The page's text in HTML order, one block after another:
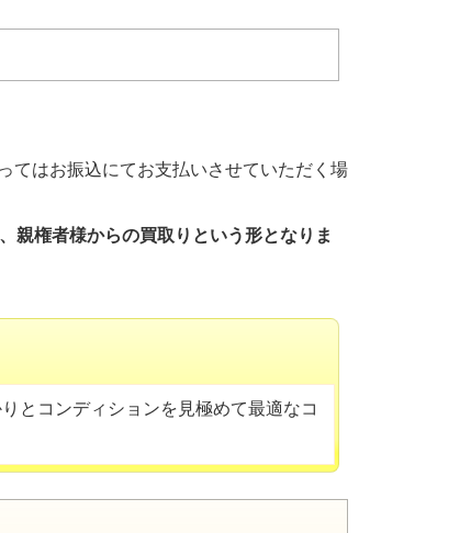
てはお振込にてお支払いさせていただく場
親権者様からの買取りという形となりま
とコンディションを見極めて最適なコ